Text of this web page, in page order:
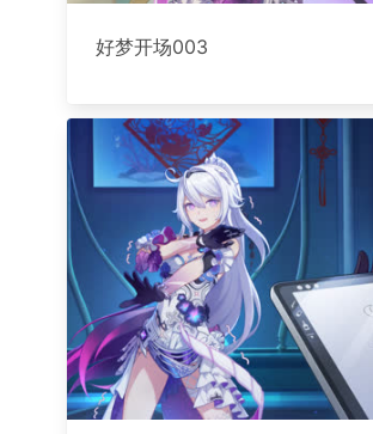
好梦开场003